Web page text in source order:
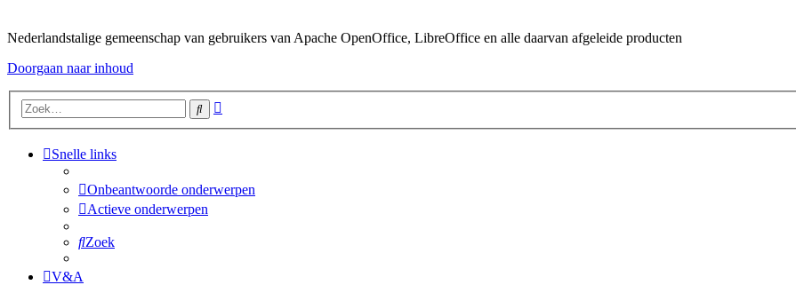
Nederlandstalige gemeenschap van gebruikers van Apache OpenOffice, LibreOffice en alle daarvan afgeleide producten
Doorgaan naar inhoud
Zoek
Snelle links
Onbeantwoorde onderwerpen
Actieve onderwerpen
Zoek
V&A